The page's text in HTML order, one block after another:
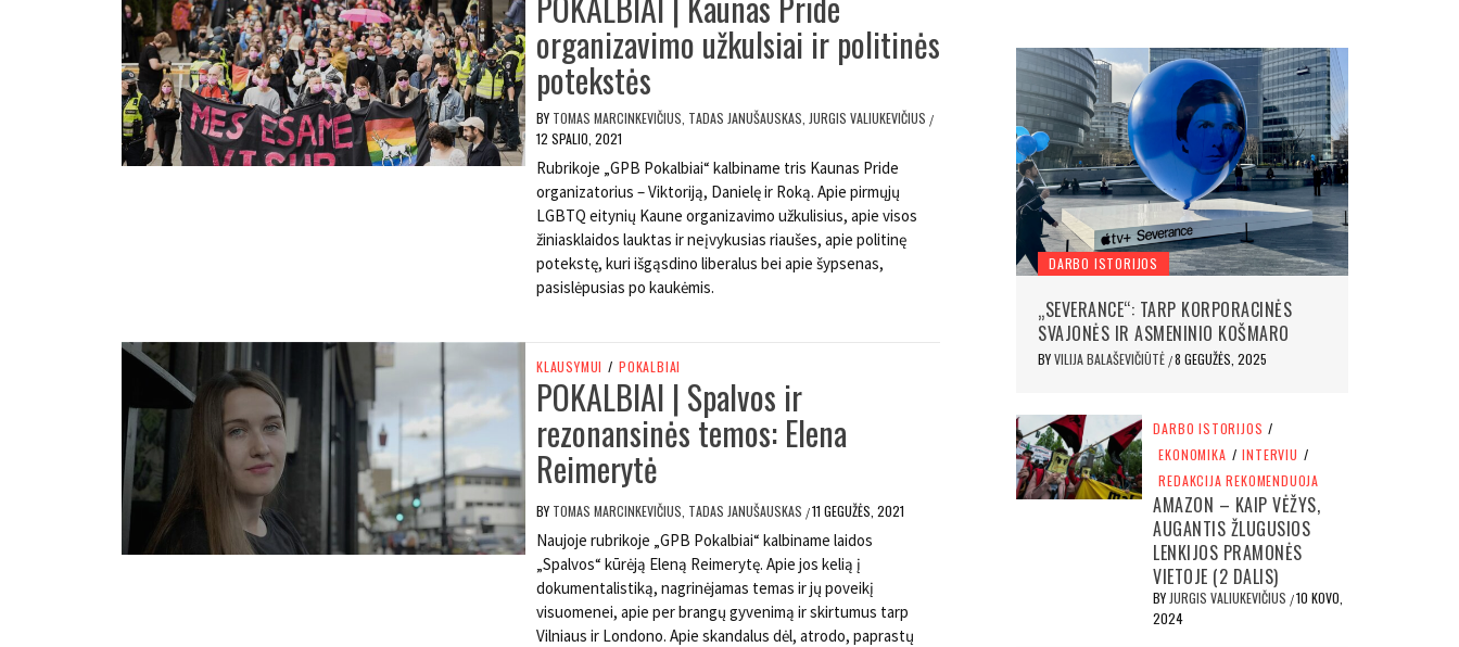
organizavimo užkulsiai ir politinės
potekstės
BY TOMAS MARCINKEVIČIUS, TADAS JANUŠAUSKAS, JURGIS VALIUKEVIČIUS /
12 SPALIO, 2021
Rubrikoje „GPB Pokalbiai“ kalbiname tris Kaunas Pride
organizatorius – Viktoriją, Danielę ir Roką. Apie pirmųjų
LGBTQ eitynių Kaune organizavimo užkulisius, apie visos
žiniasklaidos lauktas ir neįvykusias riaušes, apie politinę
potekstę, kuri išgąsdino liberalus bei apie šypsenas,
pasislėpusias po kaukėmis.
KLAUSYMUI / POKALBIAI
POKALBIAI | Spalvos ir
rezonansinės temos: Elena
Reimerytė
BY TOMAS MARCINKEVIČIUS, TADAS JANUŠAUSKAS /11 GEGUŽĖS, 2021
Naujoje rubrikoje „GPB Pokalbiai“ kalbiname laidos
„Spalvos“ kūrėją Eleną Reimerytę. Apie jos kelią į
dokumentalistiką, nagrinėjamas temas ir jų poveikį
visuomenei, apie per brangų gyvenimą ir skirtumus tarp
Vilniaus ir Londono. Apie skandalus dėl, atrodo, paprastų
DARBO ISTORIJOS
„SEVERANCE“: TARP KORPORACINĖS
SVAJONĖS IR ASMENINIO KOŠMARO
BYVILIJA BALAŠEVIČIŪTĖ /8 GEGUŽĖS, 2025
DARBO ISTORIJOS /
EKONOMIKA / INTERVIU /
REDAKCIJA REKOMENDUOJA
AMAZON – KAIP VĖŽYS,
AUGANTIS ŽLUGUSIOS
LENKIJOS PRAMONĖS
VIETOJE (2 DALIS)
BY JURGIS VALIUKEVIČIUS /10 KOVO,
2024